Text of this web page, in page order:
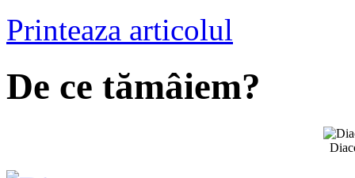
Printeaza articolul
De ce tămâiem?